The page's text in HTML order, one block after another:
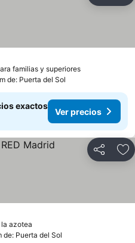
familias y superioresVer precios
de: Puerta del Sol
exactos
Ver precios
Compartir
azotea
de: Puerta del Sol